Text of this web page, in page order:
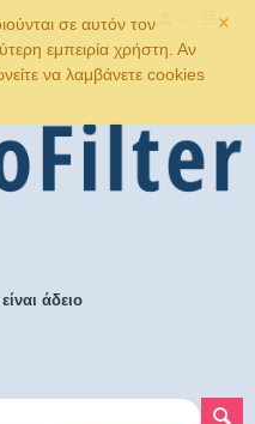
×
σε αυτόν τον
εμπειρία χρήστη. Αν
να λαμβάνετε cookies
άδειο